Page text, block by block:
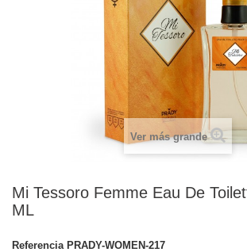
Ver más grande
Mi Tessoro Femme Eau De
ML
Referencia PRADY-WOMEN-217